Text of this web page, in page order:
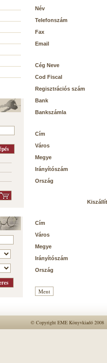
Név
Telefonszám
Fax
Email
Cég Neve
Cod Fiscal
Regisztrációs szám
Bank
Bankszámla
Cím
Város
Megye
Irányítószám
Ország
Cím
Város
Megye
Irányítószám
Ország
© Copyright EME Könyvkiadó 2008